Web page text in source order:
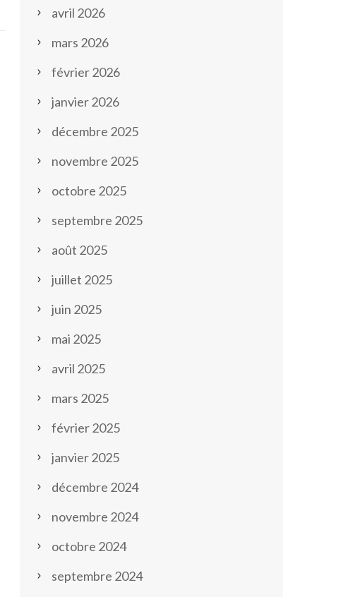
avril 2026
mars 2026
février 2026
janvier 2026
décembre 2025
novembre 2025
octobre 2025
septembre 2025
août 2025
juillet 2025
juin 2025
mai 2025
avril 2025
mars 2025
février 2025
janvier 2025
décembre 2024
novembre 2024
octobre 2024
septembre 2024